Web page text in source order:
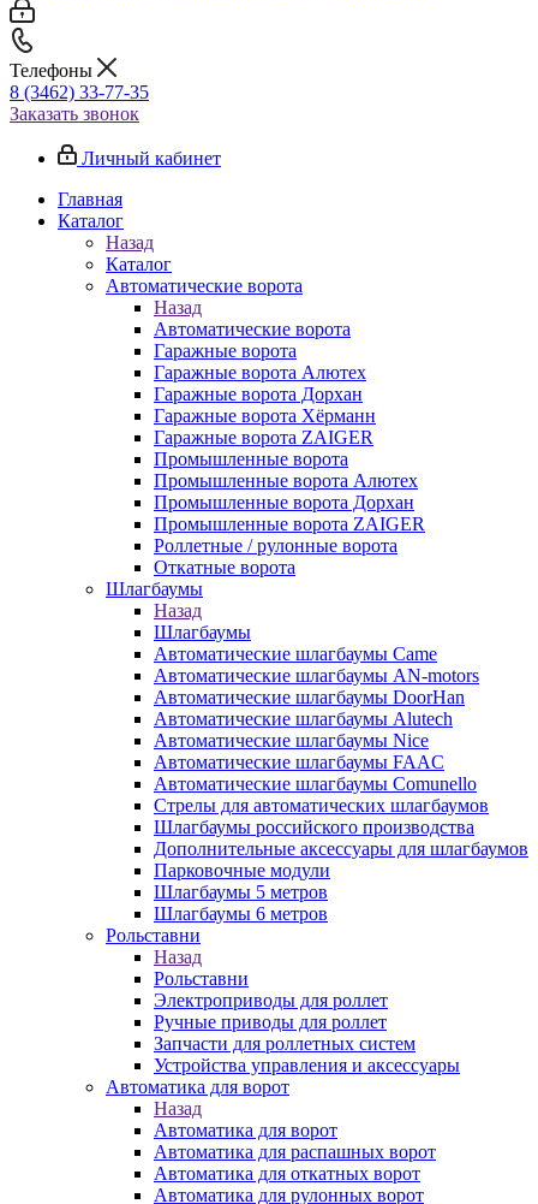
Телефоны
8 (3462) 33-77-35
Заказать звонок
Личный кабинет
Главная
Каталог
Назад
Каталог
Автоматические ворота
Назад
Автоматические ворота
Гаражные ворота
Гаражные ворота Алютех
Гаражные ворота Дорхан
Гаражные ворота Хёрманн
Гаражные ворота ZAIGER
Промышленные ворота
Промышленные ворота Алютех
Промышленные ворота Дорхан
Промышленные ворота ZAIGER
Роллетные / рулонные ворота
Откатные ворота
Шлагбаумы
Назад
Шлагбаумы
Автоматические шлагбаумы Came
Автоматические шлагбаумы AN-motors
Автоматические шлагбаумы DoorHan
Автоматические шлагбаумы Alutech
Автоматические шлагбаумы Nice
Автоматические шлагбаумы FAAC
Автоматические шлагбаумы Comunello
Стрелы для автоматических шлагбаумов
Шлагбаумы российского производства
Дополнительные аксессуары для шлагбаумов
Парковочные модули
Шлагбаумы 5 метров
Шлагбаумы 6 метров
Рольставни
Назад
Рольставни
Электроприводы для роллет
Ручные приводы для роллет
Запчасти для роллетных систем
Устройства управления и аксессуары
Автоматика для ворот
Назад
Автоматика для ворот
Автоматика для распашных ворот
Автоматика для откатных ворот
Автоматика для рулонных ворот